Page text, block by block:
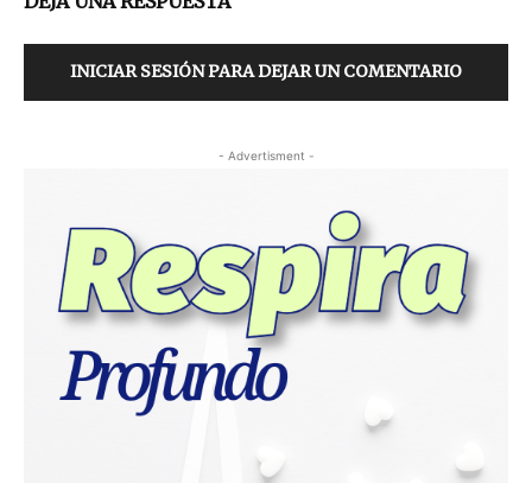
INICIAR SESIÓN PARA DEJAR UN COMENTARIO
- Advertisment -